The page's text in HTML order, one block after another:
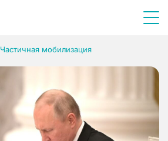
Частичная мобилизация